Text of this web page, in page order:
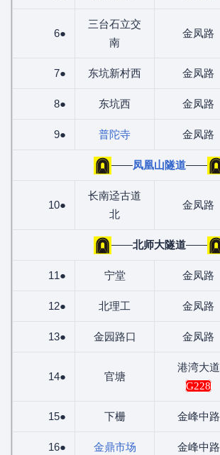
6●
三台石立交
南
金凤路
7● 东坑新村西 金凤路
8● 东坑西 金凤路
9● 普陀寺 金凤路
——凤凰山隧道——
10●
长南迳古道
北
金凤路
——北师大隧道——
11● 宁堂 金凤路
12● 北理工 金凤路
13● 金园路口 金凤路
14● 官塘
港湾大道
G228
15● 下栅 金峰中路
16● 金鼎市场 金峰中路